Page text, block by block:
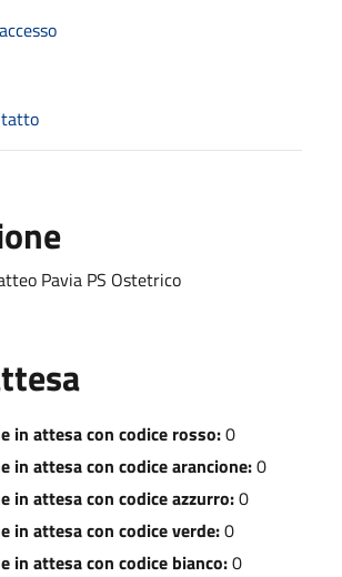
Pavia PS Ostetrico
in attesa con codice rosso:0
in attesa con codice arancione:0
in attesa con codice azzurro:0
in attesa con codice verde:0
in attesa con codice bianco:0